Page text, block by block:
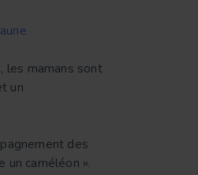
les mamans sont
un
des
caméléon ».